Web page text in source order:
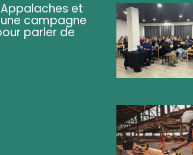
et
campagne
parler de